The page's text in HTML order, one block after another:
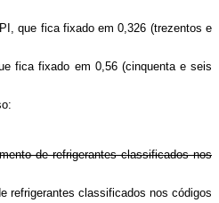
que fica fixado em 0,326 (trezentos e
fica fixado em 0,56 (cinquenta e seis
de refrigerantes classificados nos
refrigerantes classificados nos códigos